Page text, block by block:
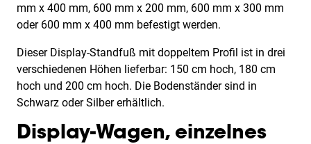
mm x 400 mm, 600 mm x 200 mm, 600 mm x 300 mm
oder 600 mm x 400 mm befestigt werden.
Dieser Display-Standfuß mit doppeltem Profil ist in drei
verschiedenen Höhen lieferbar: 150 cm hoch, 180 cm
hoch und 200 cm hoch. Die Bodenständer sind in
Schwarz oder Silber erhältlich.
Display-Wagen, einzelnes